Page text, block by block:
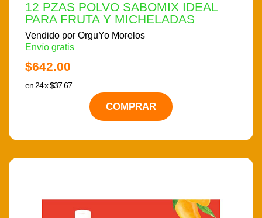
12 PZAS POLVO SABOMIX IDEAL
PARA FRUTA Y MICHELADAS
Vendido por OrguYo Morelos
Envío gratis
$642.00
en 24 x $37.67
COMPRAR